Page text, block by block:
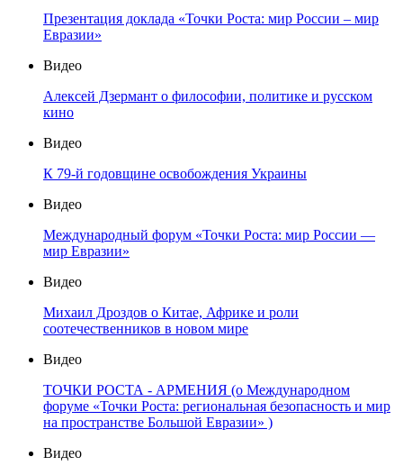
Презентация доклада «Точки Роста: мир России – мир
Евразии»
Видео
Алексей Дзермант о философии, политике и русском
кино
Видео
К 79-й годовщине освобождения Украины
Видео
Международный форум «Точки Роста: мир России —
мир Евразии»
Видео
Михаил Дроздов о Китае, Африке и роли
соотечественников в новом мире
Видео
ТОЧКИ РОСТА - АРМЕНИЯ (о Международном
форуме «Точки Роста: региональная безопасность и мир
на пространстве Большой Евразии» )
Видео